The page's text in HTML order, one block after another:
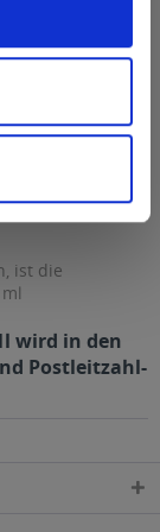
ist die
wird in den
Postleitzahl-